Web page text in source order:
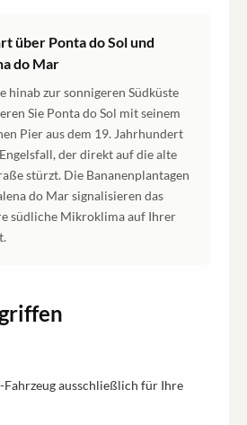
über Ponta do Sol und
do Mar
hinab zur sonnigeren Südküste
Sie Ponta do Sol mit seinem
Pier aus dem 19. Jahrhundert
der direkt auf die alte
stürzt. Die Bananenplantagen
do Mar signalisieren das
südliche Mikroklima auf Ihrer
Fahrzeug ausschließlich für Ihre